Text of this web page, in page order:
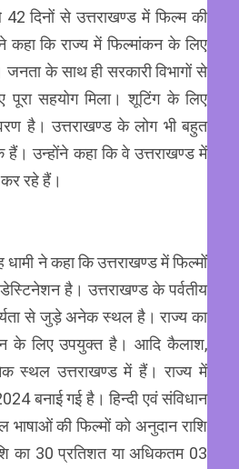
दिनों से उत्तराखण्ड में फिल्म की
कहा कि राज्य में फिल्मांकन के लिए
के साथ ही सरकारी विभागों से
पूरा सहयोग मिला। शूटिंग के लिए
है। उत्तराखण्ड के लोग भी बहुत
हैं। उन्होंने कहा कि वे उत्तराखण्ड में
रहे हैं।
ने कहा कि उत्तराखण्ड में फिल्मों
है। उत्तराखण्ड के पर्वतीय
से जुड़े अनेक स्थल है। राज्य का
के लिए उपयुक्त है। आदि कैलाश,
स्थल उत्तराखण्ड में हैं। राज्य में
बनाई गई है। हिन्दी एवं संविधान
भाषाओं की फिल्मों को अनुदान राशि
का 30 प्रतिशत या अधिकतम 03